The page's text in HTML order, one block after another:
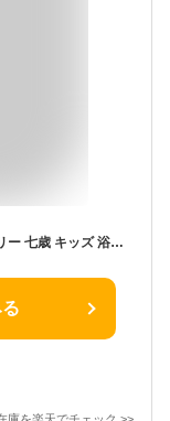
赤ちゃん 髪飾り 3歳 7歳 和 三歳 ヘアアクセサリー 七歳 キッズ 浴衣【新色3色ぽんぽんマムとタッセル和花飾り】 ベビー ベビー袴 753 袴 衣装 日本製 菊 組紐 房 ひなまつり ヘアバンド ヘアクリップ コーム あかちゃん こども 小学生 ひな祭り ゆかた 和装 3歳 7歳